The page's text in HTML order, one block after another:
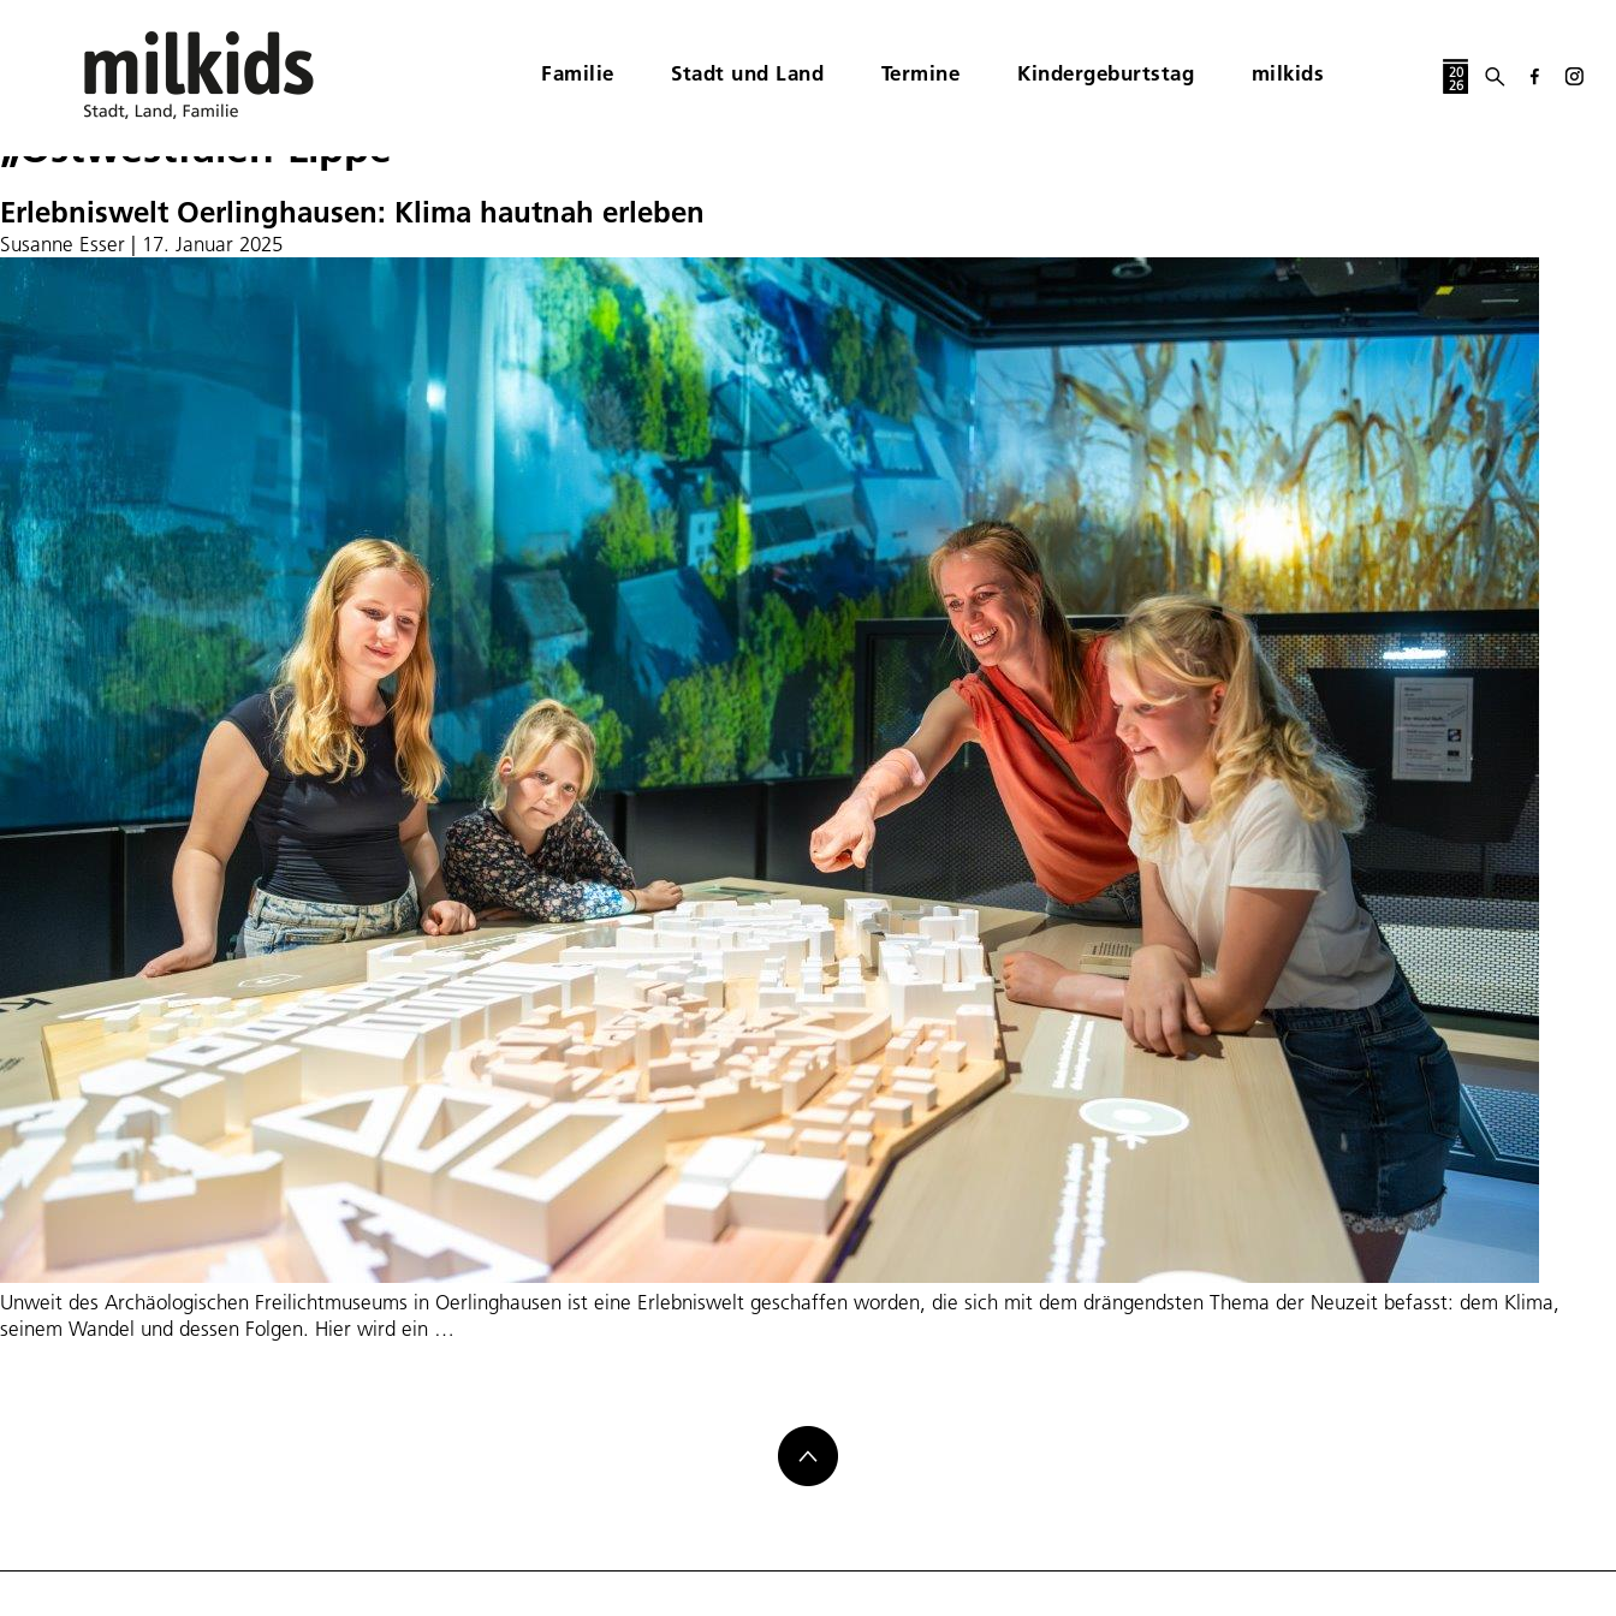
Familie Stadt und Land Termine Kindergeburtstag milkids 20
26
„Ostwestfalen-Lippe“
Erlebniswelt Oerlinghausen: Klima hautnah erleben
Susanne Esser | 17. Januar 2025
Unweit des Archäologischen Freilichtmuseums in Oerlinghausen ist eine Erlebniswelt geschaffen worden, die sich mit dem drängendsten Thema der Neuzeit befasst: dem Klima,
seinem Wandel und dessen Folgen. Hier wird ein …